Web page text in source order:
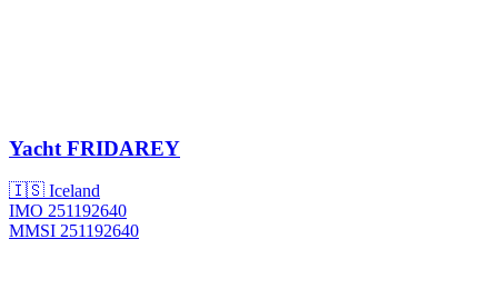
Yacht FRIDAREY
🇮🇸 Iceland
IMO 251192640
MMSI 251192640